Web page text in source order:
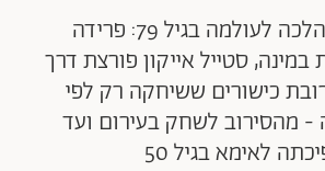
דיאן קיטון הלכה לעולמה בגיל 79: פרידה
סטייל אייקון פורצת דרך
כישורים ששיחקה רק לפי
- מהסירוב לשחק בעירום ועד
לאימא בגיל 50